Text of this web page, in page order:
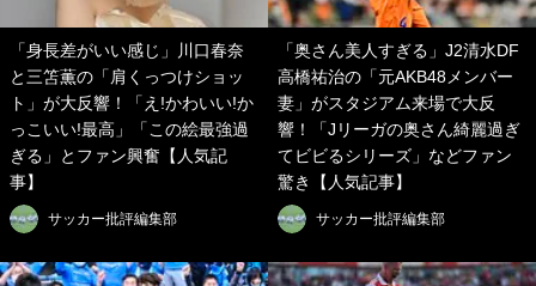
「身長差がいい感じ」川口春奈
と三笘薫の「肩くっつけショッ
ト」が大反響！「え!かわいい!か
っこいい!最高」「この絵最強過
ぎる」とファン興奮【人気記
事】
サッカー批評編集部
「奥さん美人すぎる」J2清水DF
高橋祐治の「元AKB48メンバー
妻」がスタジアム来場で大反
響！「Jリーガの奥さん綺麗過ぎ
てビビるシリーズ」などファン
驚き【人気記事】
サッカー批評編集部